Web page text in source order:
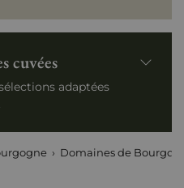
cuvées
adaptées
Domaines de